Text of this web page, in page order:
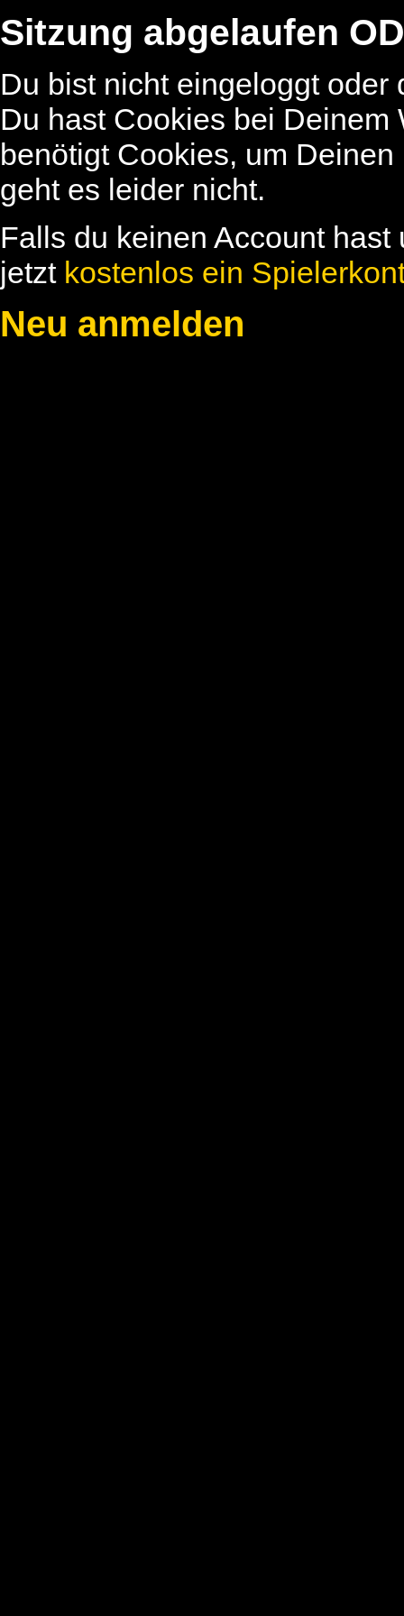
Sitzung abgelaufen
Du bist nicht eingeloggt
Du hast Cookies bei
benötigt Cookies, um
geht es leider nicht.
Falls du keinen Account
jetzt kostenlos ein
Neu anmelden